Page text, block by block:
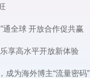
通全球 开放合作促共赢
享高水平开放新体验
成为海外博主“流量密码”